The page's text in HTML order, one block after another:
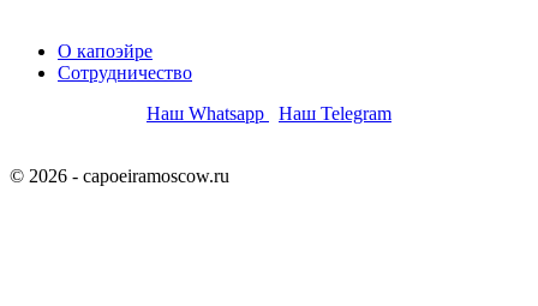
О капоэйре
Сотрудничество
Наш Whatsapp
Наш Telegram
© 2026 - capoeiramoscow.ru